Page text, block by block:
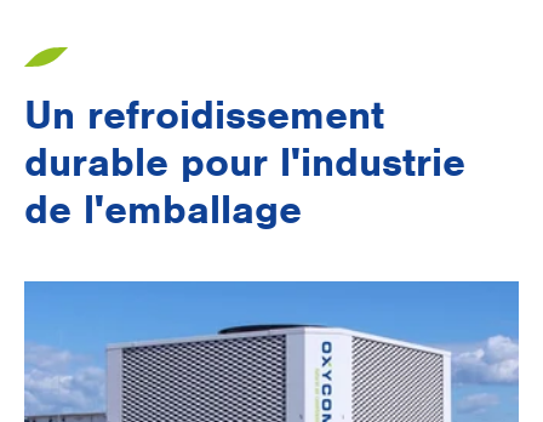
Un refroidissement
durable pour l'industrie
de l'emballage